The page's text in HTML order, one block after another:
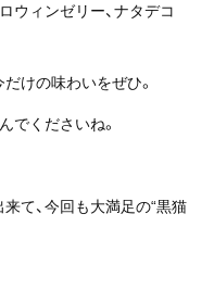
ウィンゼリー、ナタデコ
けの味わいをぜひ。
でくださいね。
て、今回も大満足の“黒猫